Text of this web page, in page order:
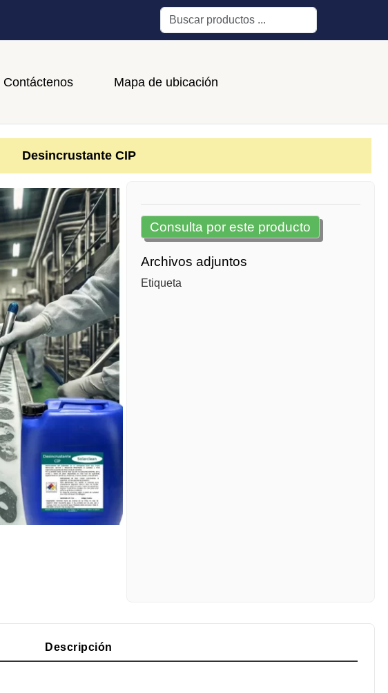
Buscar
Contáctenos Mapa de ubicación
Desincrustante CIP
Consulta por este producto
Archivos adjuntos
Etiqueta
Descripción